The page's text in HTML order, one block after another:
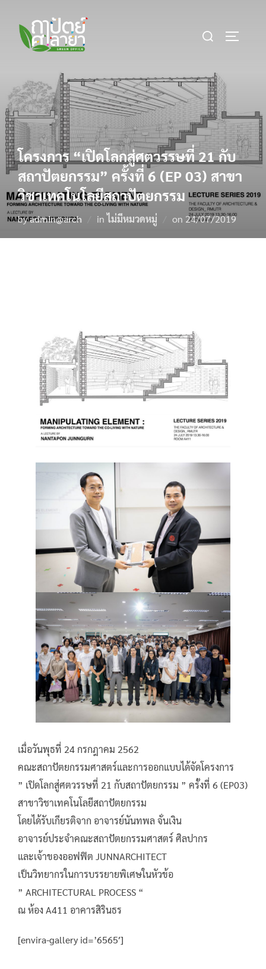
content
Search
for:
โครงการ “เปิดโลกสู่ศตวรรษที่ 21 กับ
สถาปัตยกรรม” ครั้งที่ 6 (EP 03) สาขา
วิชาเทคโนโลยีสถาปัตยกรรม
byadmin@arch inไม่มีหมวดหมู่ on Posted
24/07/2019
เมื่อวันพุธที่ 24 กรกฎาคม 2562
คณะสถาปัตยกรรมศาสตร์และการออกแบบได้จัดโครงการ
” เปิดโลกสู่ศตวรรษที่ 21 กับสถาปัตยกรรม ” ครั้งที่ 6 (EP03)
สาขาวิชาเทคโนโลยีสถาปัตยกรรม
โดยได้รับเกียรติจาก อาจารย์นันทพล จั่นเงิน
อาจารย์ประจำคณะสถาปัตยกรรมศาสตร์ ศิลปากร
และเจ้าของออฟฟิต JUNNARCHITECT
เป็นวิทยากรในการบรรยายพิเศษในหัวข้อ
” ARCHITECTURAL PROCESS “
ณ ห้อง A411 อาคารสิรินธร
[envira-gallery id=’6565′]